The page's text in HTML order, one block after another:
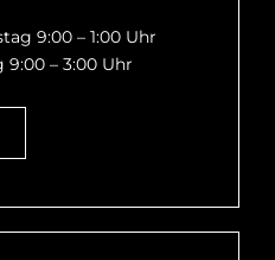
9:00 – 1:00 Uhr
– 3:00 Uhr